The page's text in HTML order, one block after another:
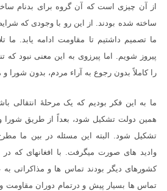
از آن چیزی است که آن گروه برای بدنام
ساخته شده بودند. از این رو با وجودی که
ما تصمیم داشتیم تا مقاومت ادامه یابد. ما
پیروز شویم. اما پیرزوی به این معنی نبود
را کاملاً بدون رجوع به آراء مردم، بدون
ما به این فکر بودیم که یک مرحلۀ انتقالی
همین دولت تشکیل شود، بعداً از طریق
تشکیل شود. البته این مسئله در بین ما
وادید های صورت میگرفت. با افغانهای که در
کشورهای دیگر بودند تماس ها و مذاکراتی به
تماس ها بسیار پیش و درتمام دوران مقاومت